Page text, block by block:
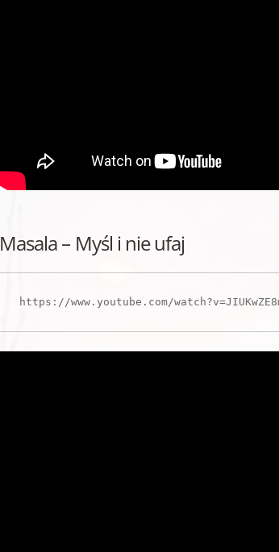
Masala – Myśl i nie ufaj
https://www.youtube.com/